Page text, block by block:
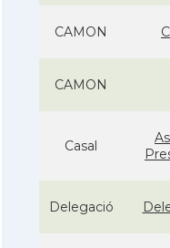
CAMON
CAMON
Casal
Delegació